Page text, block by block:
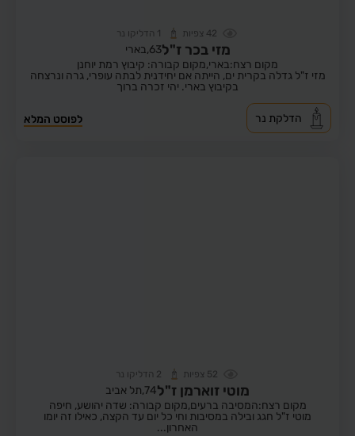
42 צפיות 1 הדליקו נר
מזי בכר ז"ל63, בארי
מקום רצח:בארי,מקום קבורה: קיבוץ רמת יוחנן
מזי ז"ל גדלה בקרית ים, הייתה אם יחידנית לבתה עופרי, גרה ונרצחה
בקיבוץ בארי. יהי זכרה ברוך
לפוסט המלא הדלקת נר
52 צפיות 2 הדליקו נר
מוטי זוארמן ז"ל74, תל אביב
מקום רצח:המסיבה ברעים,מקום קבורה: שדה יהושע, חיפה
מוטי ז"ל חגג ובילה במסיבות וחי כל יום עד הקצה, כאילו זה יומו
האחרון...